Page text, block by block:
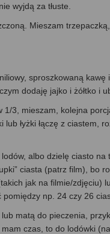
wyjdą za tłuste.
Mieszam
sproszkowaną
dodaję jajko i żółtko i
1/3, mieszam, kolejna
łyżki łączę z ciastem,
albo dzielę ciasto
ciasta (patrz film), bo
jak na filmie/zdjęciu)
np. 24 czy 26
matą do pieczenia,
czas, to do lodówki